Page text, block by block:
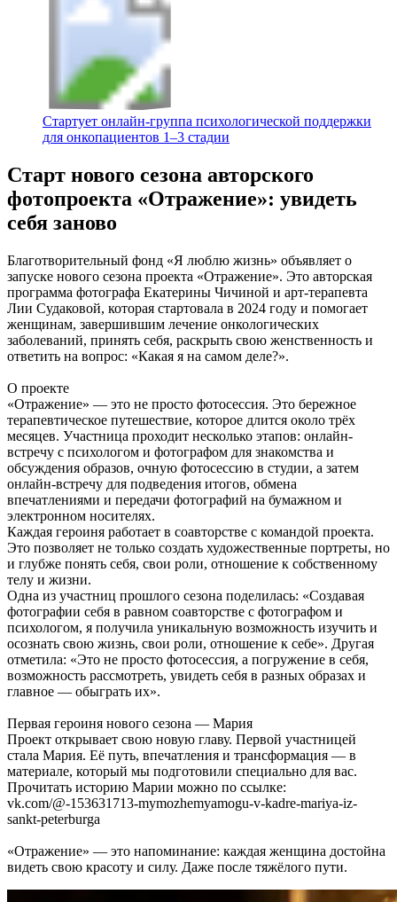
Стартует онлайн‑группа психологической поддержки
для онкопациентов 1–3 стадии
Старт нового сезона авторского
фотопроекта «Отражение»: увидеть
себя заново
Благотворительный фонд «Я люблю жизнь» объявляет о
запуске нового сезона проекта «Отражение». Это авторская
программа фотографа Екатерины Чичиной и арт-терапевта
Лии Судаковой, которая стартовала в 2024 году и помогает
женщинам, завершившим лечение онкологических
заболеваний, принять себя, раскрыть свою женственность и
ответить на вопрос: «Какая я на самом деле?».
О проекте
«Отражение» — это не просто фотосессия. Это бережное
терапевтическое путешествие, которое длится около трёх
месяцев. Участница проходит несколько этапов: онлайн-
встречу с психологом и фотографом для знакомства и
обсуждения образов, очную фотосессию в студии, а затем
онлайн-встречу для подведения итогов, обмена
впечатлениями и передачи фотографий на бумажном и
электронном носителях.
Каждая героиня работает в соавторстве с командой проекта.
Это позволяет не только создать художественные портреты, но
и глубже понять себя, свои роли, отношение к собственному
телу и жизни.
Одна из участниц прошлого сезона поделилась: «Создавая
фотографии себя в равном соавторстве с фотографом и
психологом, я получила уникальную возможность изучить и
осознать свою жизнь, свои роли, отношение к себе». Другая
отметила: «Это не просто фотосессия, а погружение в себя,
возможность рассмотреть, увидеть себя в разных образах и
главное — обыграть их».
Первая героиня нового сезона — Мария
Проект открывает свою новую главу. Первой участницей
стала Мария. Её путь, впечатления и трансформация — в
материале, который мы подготовили специально для вас.
Прочитать историю Марии можно по ссылке:
vk.com/@-153631713-mymozhemyamogu-v-kadre-mariya-iz-
sankt-peterburga
«Отражение» — это напоминание: каждая женщина достойна
видеть свою красоту и силу. Даже после тяжёлого пути.